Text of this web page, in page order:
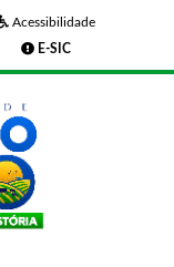
Acessibilidade
E-SIC